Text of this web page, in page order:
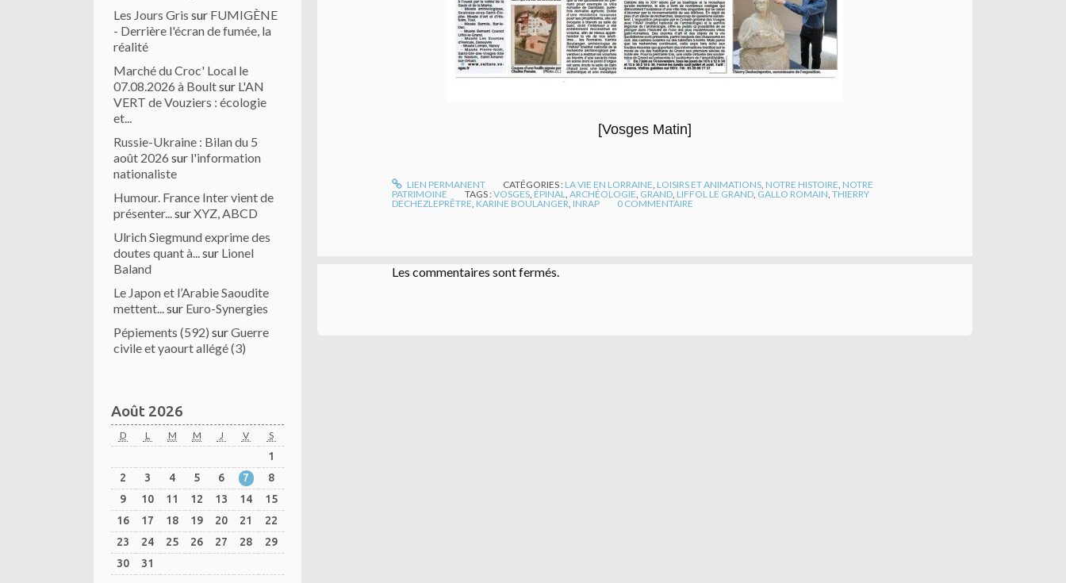
Les Jours Gris sur FUMIGÈNE
- Derrière l'écran de fumée, la
réalité
Marché du Croc' Local le
07.08.2026 à Boultsur L'AN
VERT de Vouziers : écologie
et...
Russie-Ukraine : Bilan du 5
août 2026 sur l'information
nationaliste
Humour. France Inter vient de
présenter...surXYZ, ABCD
Ulrich Siegmund exprime des
doutes quant à...sur Lionel
Baland
Le Japon et l’Arabie Saoudite
mettent...sur Euro-Synergies
Pépiements (592) surGuerre
civile et yaourt allégé (3)
Août 2026
D L M M J V S
1
2
3 4 5 6 7
8
9
10 11 12 13 14
15
16
17 18 19 20 21
22
23
24 25 26 27 28
29
30
31
[Vosges Matin]
LIEN PERMANENT CATÉGORIES : LA VIE EN LORRAINE LOISIRS ET ANIMATIONS NOTRE HISTOIRE NOTRE
PATRIMOINE
TAGS :VOSGES ÉPINAL ARCHÉOLOGIE GRAND LIFFOL LE GRAND GALLO ROMAIN THIERRY
DECHEZLEPRÊTRE KARINE BOULANGER INRAP 0 COMMENTAIRE
Les commentaires sont fermés.